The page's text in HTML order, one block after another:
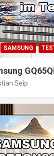
SAMSUNG
Seip